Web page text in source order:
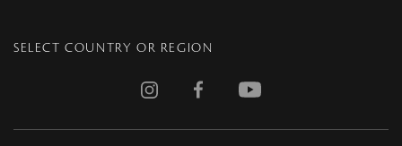
SELECT COUNTRY OR REGION